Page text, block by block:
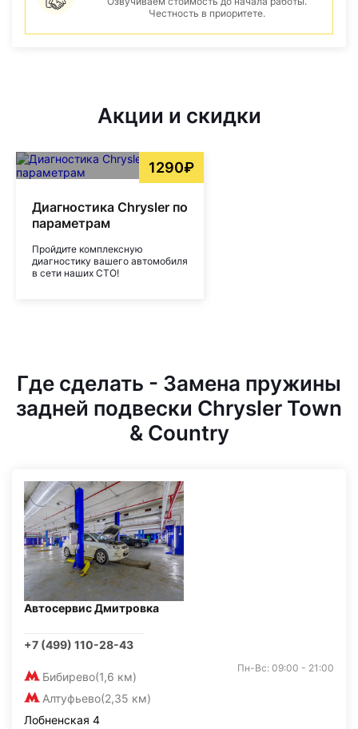
Честность в приоритете.
Акции и скидки
1290₽
Диагностика Chrysler по
параметрам
Пройдите комплексную
диагностику вашего автомобиля
в сети наших СТО!
Где сделать - Замена пружины
задней подвески Chrysler Town
& Country
Автосервис Дмитровка
+7 (499) 110-28-43
Бибирево(1,6 км)
Алтуфьево(2,35 км)
Пн-Вс: 09:00 - 21:00
Лобненская 4